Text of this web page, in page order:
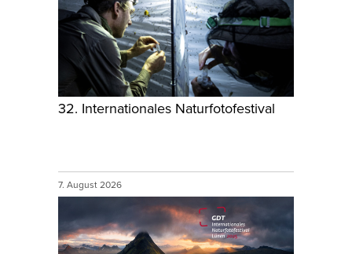
32. Internationales Naturfotofestival
7. August 2026